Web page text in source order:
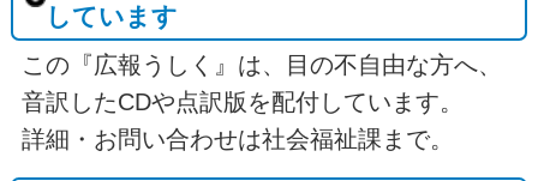
しています
この『広報うしく』は、目の不自由な方へ、
音訳したCDや点訳版を配付しています。
詳細・お問い合わせは社会福祉課まで。